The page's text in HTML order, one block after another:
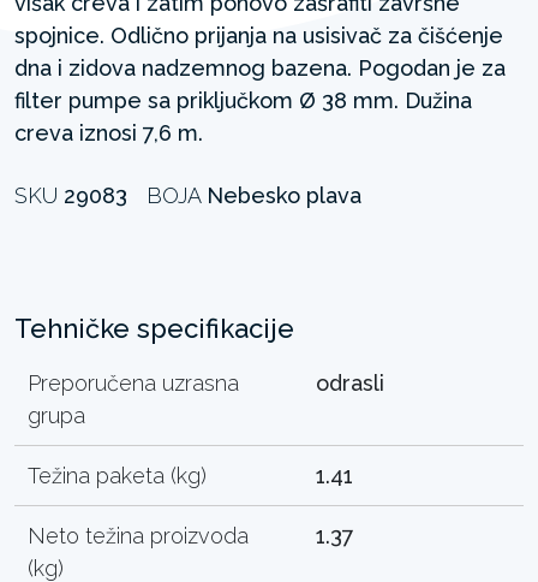
spojnice. Odlično prijanja na usisivač za čišćenje
dna i zidova nadzemnog bazena. Pogodan je za
filter pumpe sa priključkom Ø 38 mm. Dužina
creva iznosi 7,6 m.
SKU 29083 BOJA Nebesko plava
Tehničke specifikacije
Preporučena uzrasna
grupa
odrasli
Težina paketa (kg) 1.41
Neto težina proizvoda
(kg)
1.37